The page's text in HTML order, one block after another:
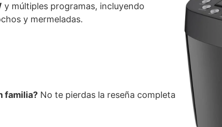
y múltiples programas, incluyendo
y mermeladas.
familia? No te pierdas la reseña completa